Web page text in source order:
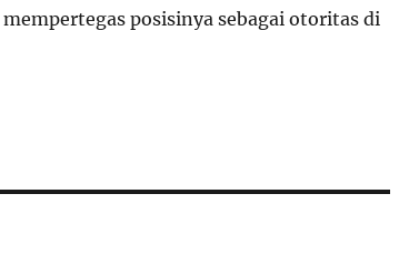
posisinya sebagai otoritas di